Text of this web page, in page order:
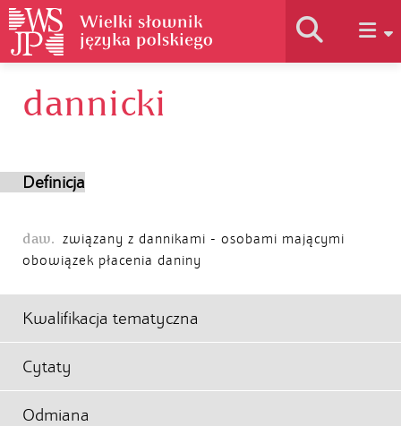
Historia słownika
dannicki
Definicja
daw. związany z dannikami - osobami mającymi
obowiązek płacenia daniny
Kwalifikacja tematyczna
Cytaty
Odmiana